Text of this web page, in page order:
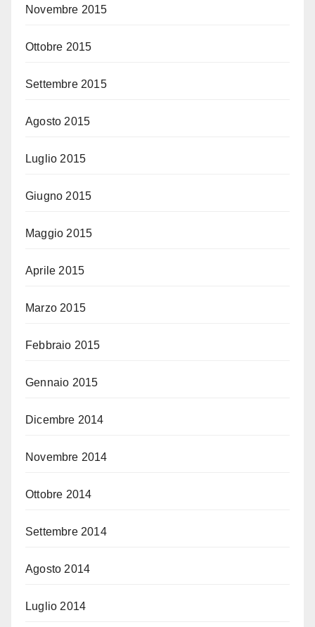
Novembre 2015
Ottobre 2015
Settembre 2015
Agosto 2015
Luglio 2015
Giugno 2015
Maggio 2015
Aprile 2015
Marzo 2015
Febbraio 2015
Gennaio 2015
Dicembre 2014
Novembre 2014
Ottobre 2014
Settembre 2014
Agosto 2014
Luglio 2014